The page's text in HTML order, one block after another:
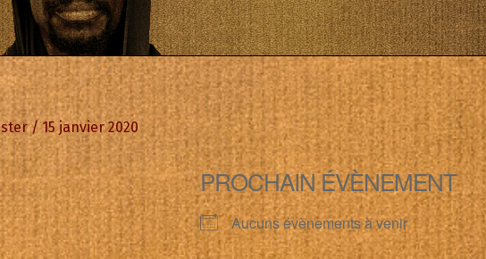
/15 janvier 2020
PROCHAIN ÉVÈNEMENT
Aucuns évènements à venir